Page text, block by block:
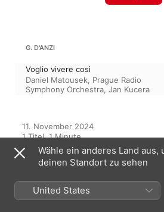
G. D'ANZI
Voglio vivere così
Daniel Matousek, Prague Radio
Symphony Orchestra, Jan Kucera
11. November 2024
1 Titel, 1 Minute
℗ 2024 Czech Radio
Auf diesem Album
Wähle ein anderes Land aus,
deinen Standort zu sehen
United States